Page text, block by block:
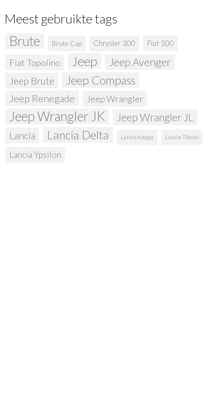
Meest gebruikte tags
Brute Brute Cap Chrysler 300 Fiat 500
Fiat Topolino Jeep Jeep Avenger
Jeep Brute Jeep Compass
Jeep Renegade Jeep Wrangler
Jeep Wrangler JK Jeep Wrangler JL
Lancia Lancia Delta Lancia Kappa Lancia Thesis
Lancia Ypsilon